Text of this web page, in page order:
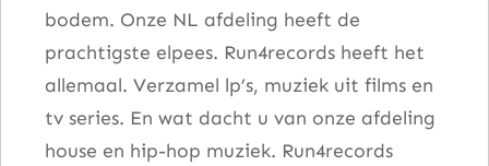
bodem. Onze NL afdeling heeft de
prachtigste elpees. Run4records heeft het
allemaal. Verzamel lp’s, muziek uit films en
tv series. En wat dacht u van onze afdeling
house en hip-hop muziek. Run4records